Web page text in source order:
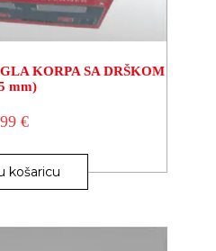
KORPA SA DRŠKOM
mm)
€
košaricu